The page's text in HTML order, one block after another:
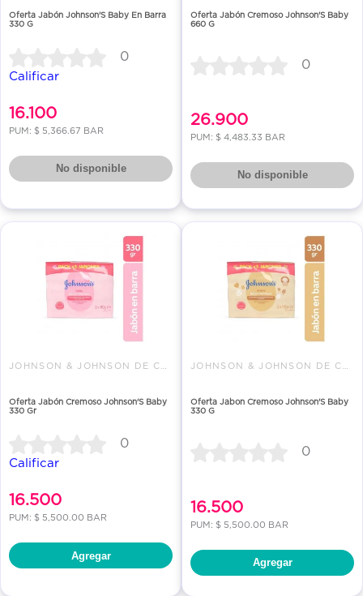
Oferta Jabón Johnson'S Baby En Barra
330 G
0
Calificar
16.100
PUM: $ 5,366.67 BAR
No disponible
Oferta Jabón Cremoso Johnson'S Baby
660 G
0
26.900
PUM: $ 4,483.33 BAR
No disponible
Oferta Jabón Cremoso Johnson'S Baby
330 Gr
0
Calificar
16.500
PUM: $ 5,500.00 BAR
Agregar
Oferta Jabon Cremoso Johnson'S Baby
330 G
0
16.500
PUM: $ 5,500.00 BAR
Agregar